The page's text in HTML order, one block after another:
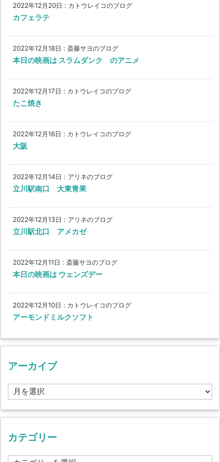
2022年12月20日 : カトウレイコのブログ
カフェラテ
2022年12月18日 : 斎藤サヨのブログ
本日の映画は スラムダンク のアニメ
2022年12月17日 : カトウレイコのブログ
たこ焼き
2022年12月16日 : カトウレイコのブログ
大阪
2022年12月14日 : アリネのブログ
立川駅南口 大東青果
2022年12月13日 : アリネのブログ
立川駅北口 アメカゼ
2022年12月11日 : 斎藤サヨのブログ
本日の映画は ウェンズデー
2022年12月10日 : カトウレイコのブログ
アーモンドミルクソフト
アーカイブ
ア
ー
カ
イ
カテゴリー
カ